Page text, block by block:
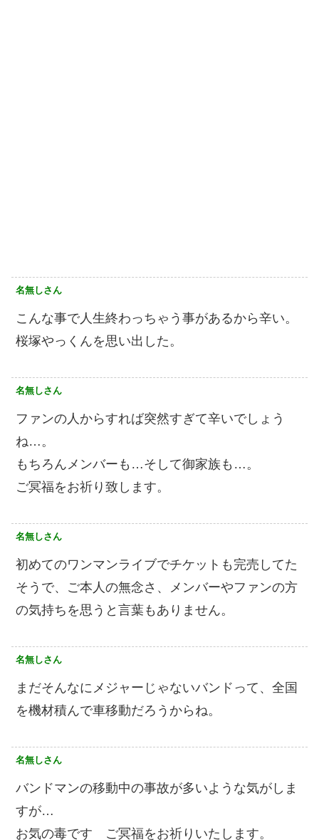
名無しさん
こんな事で人生終わっちゃう事があるから辛い。
桜塚やっくんを思い出した。
名無しさん
ファンの人からすれば突然すぎて辛いでしょう
ね…。
もちろんメンバーも…そして御家族も…。
ご冥福をお祈り致します。
名無しさん
初めてのワンマンライブでチケットも完売してた
そうで、ご本人の無念さ、メンバーやファンの方
の気持ちを思うと言葉もありません。
名無しさん
まだそんなにメジャーじゃないバンドって、全国
を機材積んで車移動だろうからね。
名無しさん
バンドマンの移動中の事故が多いような気がしま
すが…
お気の毒です ご冥福をお祈りいたします。